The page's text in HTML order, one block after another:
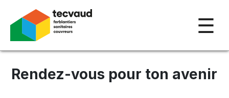
☰
Rendez-vous pour ton avenir